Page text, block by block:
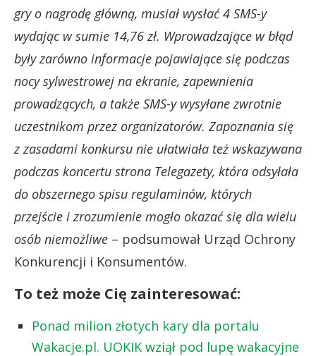
gry o nagrodę główną, musiał wysłać 4 SMS-y
wydając w sumie 14,76 zł. Wprowadzające w błąd
były zarówno informacje pojawiające się podczas
nocy sylwestrowej na ekranie, zapewnienia
prowadzących, a także SMS-y wysyłane zwrotnie
uczestnikom przez organizatorów. Zapoznania się
z zasadami konkursu nie ułatwiała też wskazywana
podczas koncertu strona Telegazety, która odsyłała
do obszernego spisu regulaminów, których
przejście i zrozumienie mogło okazać się dla wielu
osób niemożliwe – podsumował Urząd Ochrony
Konkurencji i Konsumentów.
To też może Cię zainteresować:
Ponad milion złotych kary dla portalu
Wakacje.pl. UOKIK wziął pod lupę wakacyjne